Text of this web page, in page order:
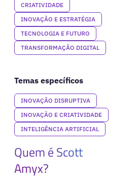
CRIATIVIDADE
INOVAÇÃO E ESTRATÉGIA
TECNOLOGIA E FUTURO
TRANSFORMAÇÃO DIGITAL
Temas específicos
INOVAÇÃO DISRUPTIVA
INOVAÇÃO E CRIATIVIDADE
INTELIGÊNCIA ARTIFICIAL
Quem é Scott
Amyx?